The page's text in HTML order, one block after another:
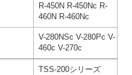
R-450N R-450Nc R-
460N R-460Nc
V-280NSc V-280Pc V-
460c V-270c
TSS-200シリーズ